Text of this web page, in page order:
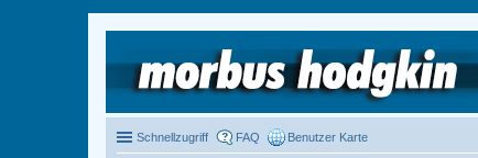
Schnellzugriff FAQ Benutzer Karte